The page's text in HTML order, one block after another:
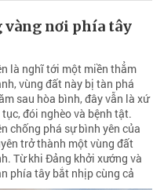
vàng nơi phía tây
là nghĩ tới một miền thẳm
vùng đất này bị tàn phá
sau hòa bình, đây vẫn là xứ
đói nghèo và bệnh tật.
chống phá sự bình yên của
trở thành một vùng đất
Từ khi Đảng khởi xướng và
phía tây bắt nhịp cùng cả